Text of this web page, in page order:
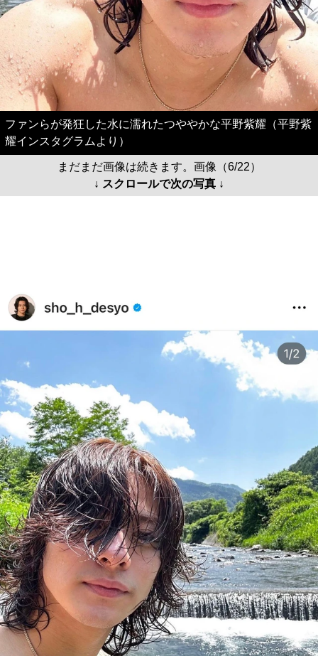
ファンらが発狂した水に濡れたつややかな平野紫耀（平野紫
耀インスタグラムより）
まだまだ画像は続きます。画像（6/22）
↓ スクロールで次の写真 ↓